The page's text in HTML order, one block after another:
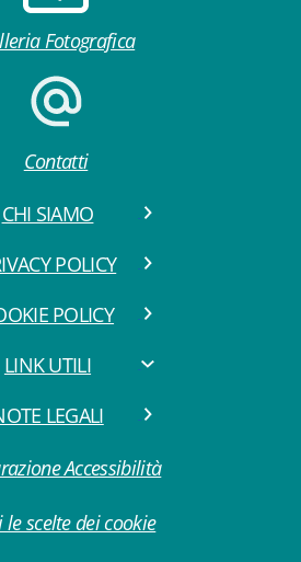
Fotografica
Contatti
CHI SIAMO
POLICY
POLICY
LINK UTILI
LEGALI
Accessibilità
le scelte dei cookie